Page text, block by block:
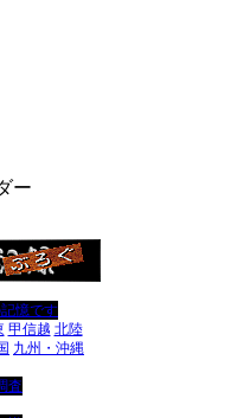
甲信越 北陸
九州・沖縄